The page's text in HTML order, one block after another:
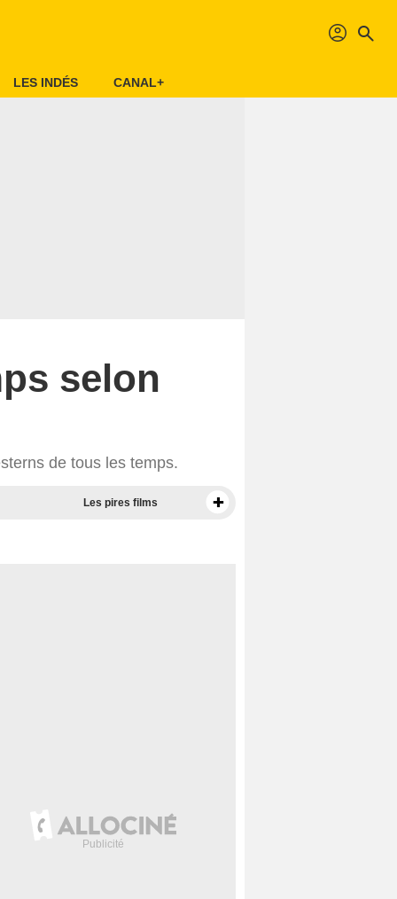
profil search
LES INDÉS CANAL+
selon
de tous les temps.
Les pires films